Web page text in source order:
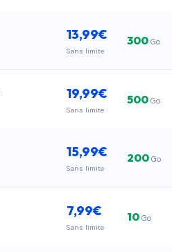
13,99€
Sans limite
300Go
19,99€
Sans limite
500Go
15,99€
Sans limite
200Go
7,99€
Sans limite
10Go